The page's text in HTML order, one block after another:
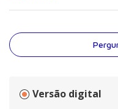
Versão digital